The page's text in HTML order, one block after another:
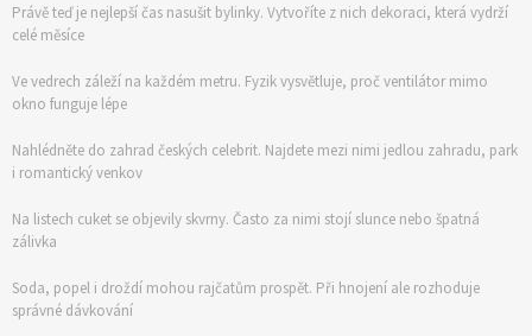
Právě teď je nejlepší čas nasušit bylinky. Vytvoříte z nich dekoraci, která vydrží
celé měsíce
Ve vedrech záleží na každém metru. Fyzik vysvětluje, proč ventilátor mimo
okno funguje lépe
Nahlédněte do zahrad českých celebrit. Najdete mezi nimi jedlou zahradu, park
i romantický venkov
Na listech cuket se objevily skvrny. Často za nimi stojí slunce nebo špatná
zálivka
Soda, popel i droždí mohou rajčatům prospět. Při hnojení ale rozhoduje
správné dávkování